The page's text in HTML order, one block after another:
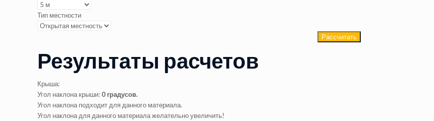
Тип местности
Рассчитать
Результаты расчетов
Крыша:
Угол наклона крыши: 0 градусов.
Угол наклона подходит для данного материала.
Угол наклона для данного материала желательно увеличить!